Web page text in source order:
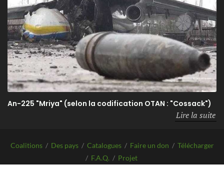
An-225 "Mriya" (selon la codification OTAN : "Cossack")
Lire la suite
Coalitions / Des pays / Catalogues / Faire un don / Télécharger
/ F.A.Q. / Projet